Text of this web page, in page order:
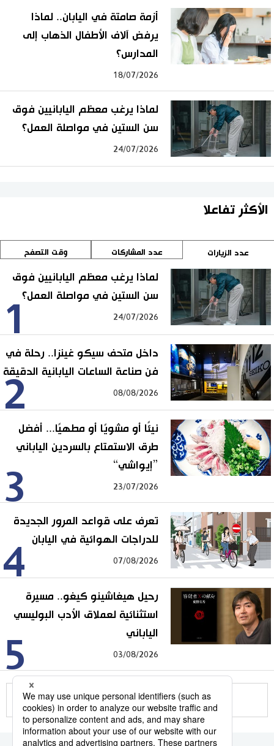
أزمة صامتة في اليابان.. لماذا
يرفض آلاف الأطفال الذهاب إلى
المدارس؟
18/07/2026
لماذا يرغب معظم اليابانيين فوق
سن الستين في مواصلة العمل؟
24/07/2026
الأكثر تفاعلا
عدد الزيارات عدد المشاركات وقت التصفح
1
لماذا يرغب معظم اليابانيين فوق
سن الستين في مواصلة العمل؟
24/07/2026
2
داخل متحف سيكو غينزا.. رحلة في
فن صناعة الساعات اليابانية الدقيقة
08/08/2026
3
نيئًا أو مشويًا أو مطهيًا... أفضل
طرق الاستمتاع بالسردين الياباني
”إيواشي“
23/07/2026
4
تعرف على قواعد المرور الجديدة
للدراجات الهوائية في اليابان
07/08/2026
5
رحيل هيغاشينو كيغو.. مسيرة
استثنائية لعملاق الأدب البوليسي
الياباني
03/08/2026
للمزيد